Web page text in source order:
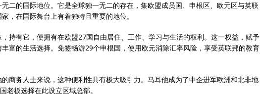
二的国际地位。它是全球独一无二的存在，集欧盟成员国、申根区、欧元区与英联
，在国际舞台上有着独特且重要的地位。
持有它，便拥有在欧盟27国自由居住、工作、学习与生活的权利。这一权益，赋予
富的生活选择。免签畅游29个申根国，使用欧元消除汇率风险，享受英联邦的教育
商务人士来说，这种便利性具有极大吸引力。马耳他成为了中企进军欧洲和北非地
老板选择在此设立区域总部。